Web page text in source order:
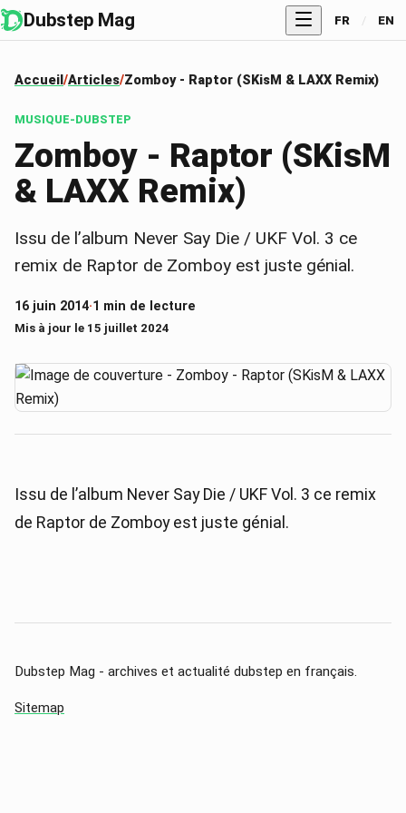
Dubstep Mag FR / EN
Accueil Articles Zomboy - Raptor (SKisM & LAXX Remix)
MUSIQUE-DUBSTEP
Zomboy - Raptor (SKisM
& LAXX Remix)
Issu de l’album Never Say Die / UKF Vol. 3 ce
remix de Raptor de Zomboy est juste génial.
16 juin 2014·1 min de lecture
Mis à jour le 15 juillet 2024
Issu de l’album Never Say Die / UKF Vol. 3 ce remix
de Raptor de Zomboy est juste génial.
Dubstep Mag - archives et actualité dubstep en français.
Sitemap